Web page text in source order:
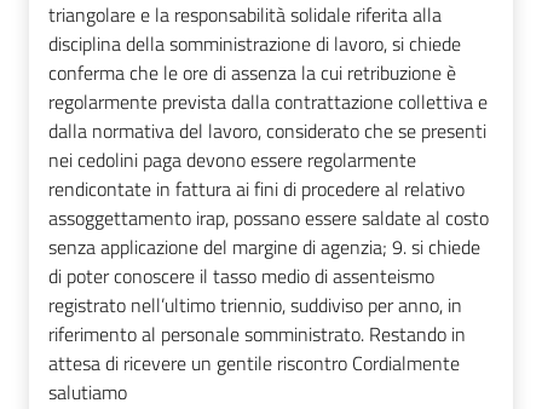
triangolare e la responsabilità solidale riferita alla
disciplina della somministrazione di lavoro, si chiede
conferma che le ore di assenza la cui retribuzione è
regolarmente prevista dalla contrattazione collettiva e
dalla normativa del lavoro, considerato che se presenti
nei cedolini paga devono essere regolarmente
rendicontate in fattura ai fini di procedere al relativo
assoggettamento irap, possano essere saldate al costo
senza applicazione del margine di agenzia; 9. si chiede
di poter conoscere il tasso medio di assenteismo
registrato nell’ultimo triennio, suddiviso per anno, in
riferimento al personale somministrato. Restando in
attesa di ricevere un gentile riscontro Cordialmente
salutiamo